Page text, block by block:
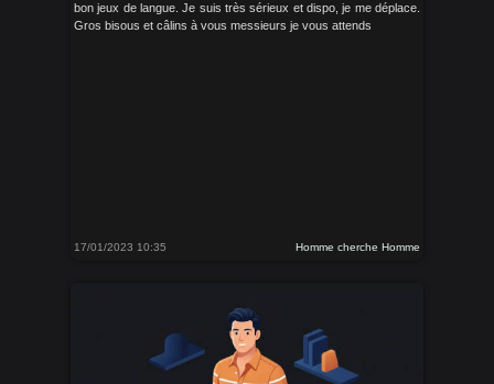
bon jeux de langue. Je suis très sérieux et dispo, je me déplace.
Gros bisous et câlins à vous messieurs je vous attends
17/01/2023 10:35 Homme cherche Homme